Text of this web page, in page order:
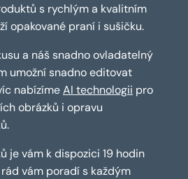
s rychlým a kvalitním
opakované praní i sušičku.
a náš snadno ovladatelný
umožní snadno editovat
nabízímeAI technologii pro
obrázků i opravu
je vám k dispozici 19 hodin
vám poradí s každým